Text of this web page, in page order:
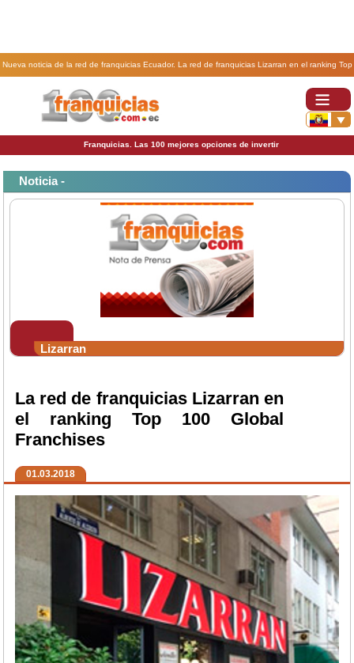
Nueva noticia de la red de franquicias Ecuador. La red de franquicias Lizarran en el ranking Top
Franquicias. Las 100 mejores opciones de invertir
Noticia -
Lizarran
La red de franquicias Lizarran en
el ranking Top 100 Global
Franchises
01.03.2018